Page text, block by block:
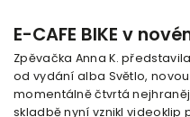
E-CAFE BIKE v
Zpěvačka Anna K.
od vydání alba Světlo,
momentálně čtvrtá
skladbě nyní vznikl videoklip